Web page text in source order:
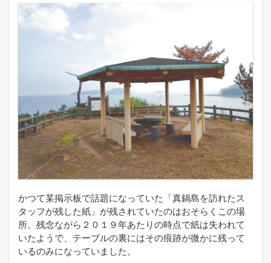
かつて某掲示板で話題になっていた「真鍋島を訪れたス
タッフが残した紙」が残されていたのはおそらくこの場
所。残念ながら２０１９年あたりの時点で紙は失われて
いたようで、テーブルの裏にはその痕跡が微かに残って
いるのみになっていました。